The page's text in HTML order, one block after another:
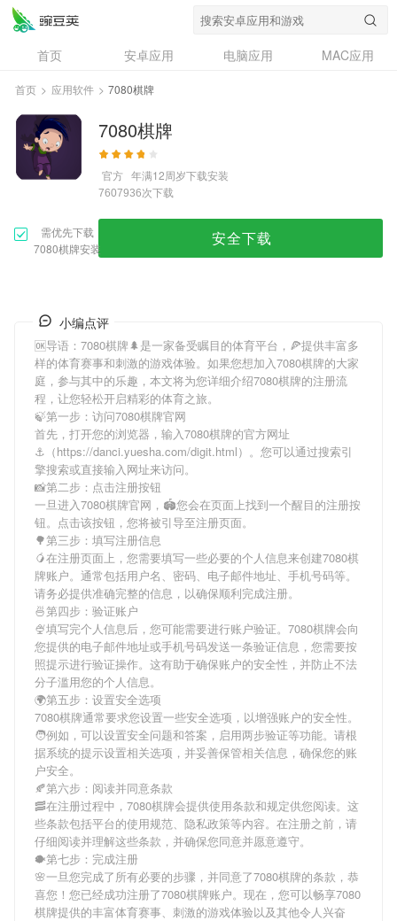
首页 安卓应用 电脑应用
MAC应用
资讯
专题
问答
首页 > 应用软件 > 7080棋牌
7080棋牌
官方 年满12周岁下载安装
7607936次下载
需优先下载
7080棋牌安装
安全下载
小编点评
🆗导语： 7080棋牌🌲是一家备受瞩目的体育平台，🍕提供丰富多
样的体育赛事和刺激的游戏体验。如果您想加入7080棋牌的大家
庭，参与其中的乐趣，本文将为您详细介绍7080棋牌的注册流
程，让您轻松开启精彩的体育之旅。
🍃第一步：访问7080棋牌官网
首先，打开您的浏览器，输入7080棋牌的官方网址
⚓️（https://danci.yuesha.com/digit.html）。您可以通过搜索引
擎搜索或直接输入网址来访问。
📸第二步：点击注册按钮
一旦进入7080棋牌官网，🏟您会在页面上找到一个醒目的注册按
钮。点击该按钮，您将被引导至注册页面。
🌳第三步：填写注册信息
🥭在注册页面上，您需要填写一些必要的个人信息来创建7080棋
牌账户。通常包括用户名、密码、电子邮件地址、手机号码等。
请务必提供准确完整的信息，以确保顺利完成注册。
🍜第四步：验证账户
🍨填写完个人信息后，您可能需要进行账户验证。 7080棋牌会向
您提供的电子邮件地址或手机号码发送一条验证信息，您需要按
照提示进行验证操作。这有助于确保账户的安全性，并防止不法
分子滥用您的个人信息。
🌍第五步：设置安全选项
7080棋牌通常要求您设置一些安全选项，以增强账户的安全性。
🧑例如，可以设置安全问题和答案，启用两步验证等功能。请根
据系统的提示设置相关选项，并妥善保管相关信息，确保您的账
户安全。
🍂第六步：阅读并同意条款
🥓在注册过程中， 7080棋牌会提供使用条款和规定供您阅读。这
些条款包括平台的使用规范、隐私政策等内容。在注册之前，请
仔细阅读并理解这些条款，并确保您同意并愿意遵守。
🐡第七步：完成注册
🌸一旦您完成了所有必要的步骤，并同意了7080棋牌的条款，恭
喜您！您已经成功注册了7080棋牌账户。现在，您可以畅享7080
棋牌提供的丰富体育赛事、刺激的游戏体验以及其他令人兴奋